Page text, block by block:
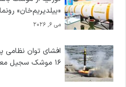
«ییلدیریم‌خان»
می 6, 2026
افشای توان نظامی
۱۶ موشک سجیل معادل یک بمب اتم ...